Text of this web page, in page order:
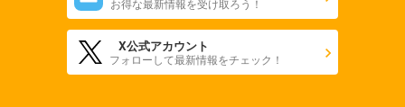
お得な最新情報を受け取ろう！
X公式アカウント
フォローして最新情報をチェック！